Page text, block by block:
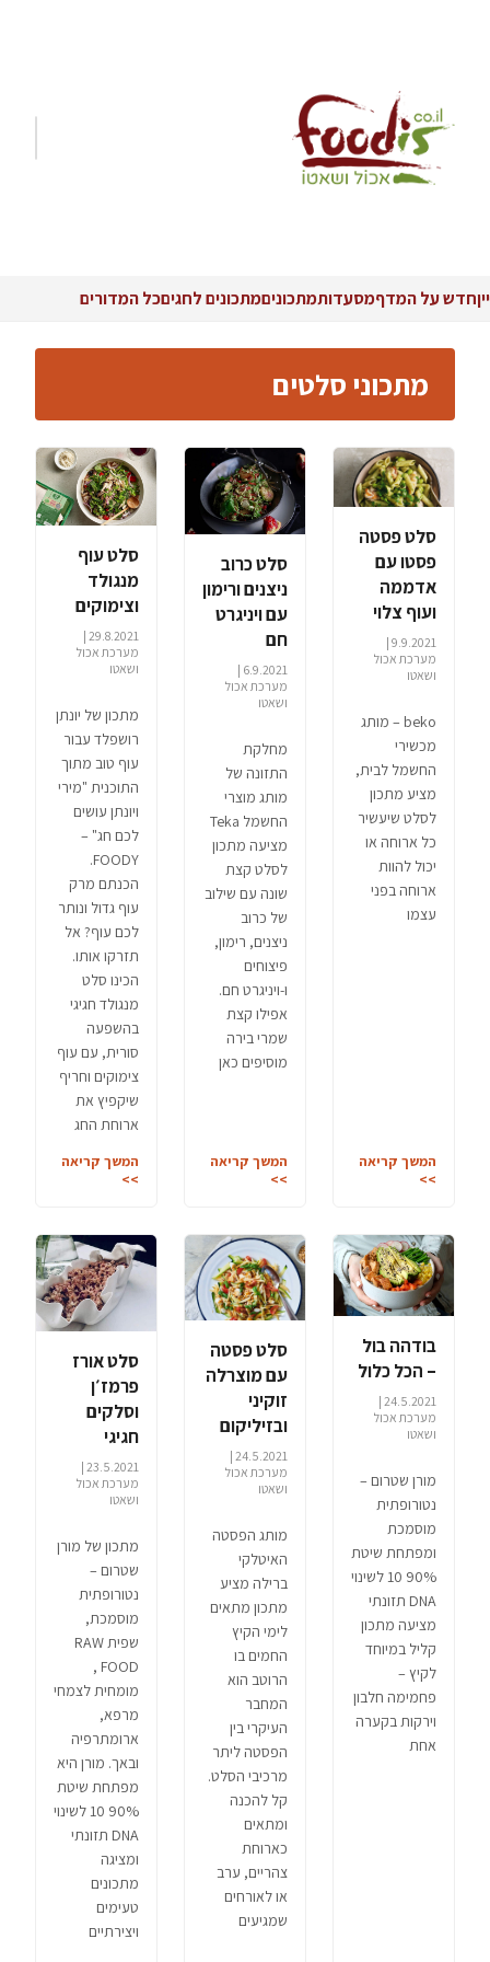
ייןחדש על המדףמסעדותמתכוניםמתכונים לחגיםכל המדורים
מתכוני סלטים
סלט פסטה
פסטו עם
אדממה
ועוף צלוי
9.9.2021 |
מערכת אכול
ושאטו
beko – מותג
מכשירי
החשמל לבית,
מציע מתכון
לסלט שיעשיר
כל ארוחה או
יכול להוות
ארוחה בפני
עצמו
המשך קריאה
>>
סלט כרוב
ניצנים ורימון
עם ויניגרט
חם
6.9.2021 |
מערכת אכול
ושאטו
מחלקת
התזונה של
מותג מוצרי
החשמל Teka
מציעה מתכון
לסלט קצת
שונה עם שילוב
של כרוב
ניצנים, רימון,
פיצוחים
ו-ויניגרט חם.
אפילו קצת
שמרי בירה
מוסיפים כאן
המשך קריאה
>>
סלט עוף
מנגולד
וצימוקים
29.8.2021 |
מערכת אכול
ושאטו
מתכון של יונתן
רושפלד עבור
עוף טוב מתוך
התוכנית "מירי
ויונתן עושים
לכם חג" –
FOODY.
הכנתם מרק
עוף גדול ונותר
לכם עוף? אל
תזרקו אותו.
הכינו סלט
מנגולד חגיגי
בהשפעה
סורית, עם עוף
צימוקים וחריף
שיקפיץ את
ארוחת החג
המשך קריאה
>>
בודהה בול
– הכל כלול
24.5.2021 |
מערכת אכול
ושאטו
מורן שטרום –
נטורופתית
מוסמכת
ומפתחת שיטת
90% 10 לשינוי
DNA תזונתי
מציעה מתכון
קליל במיוחד
לקיץ –
פחמימה חלבון
וירקות בקערה
אחת
סלט פסטה
עם מוצרלה
זוקיני
ובזיליקום
24.5.2021 |
מערכת אכול
ושאטו
מותג הפסטה
האיטלקי
ברילה מציע
מתכון מתאים
לימי הקיץ
החמים בו
הרוטב הוא
המחבר
העיקרי בין
הפסטה ליתר
מרכיבי הסלט.
קל להכנה
ומתאים
כארוחת
צהריים, ערב
או לאורחים
שמגיעים
סלט אורז
פרמז׳ן
וסלקים
חגיגי
23.5.2021 |
מערכת אכול
ושאטו
מתכון של מורן
שטרום –
נטורופתית
מוסמכת,
שפית RAW
FOOD ,
מומחית לצמחי
מרפא,
ארומתרפיה
ובאך. מורן היא
מפתחת שיטת
90% 10 לשינוי
DNA תזונתי
ומציגה
מתכונים
טעימים
ויצירתיים